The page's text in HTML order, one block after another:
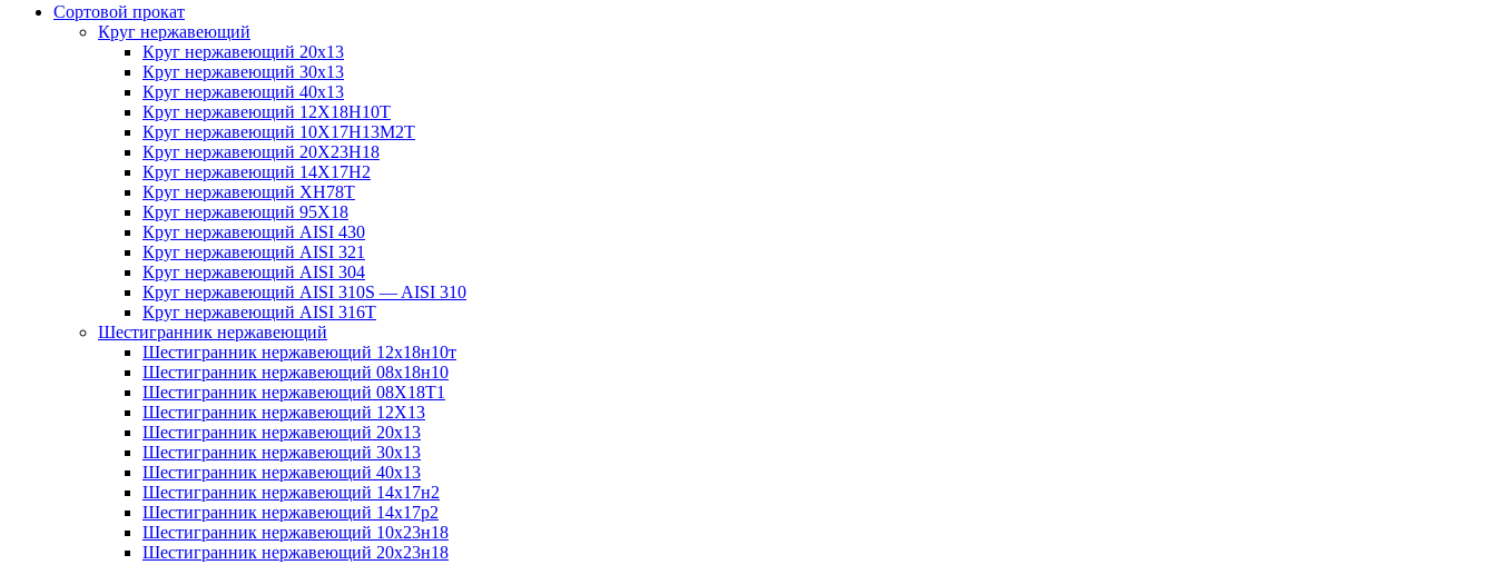
Сортовой прокат
Круг нержавеющий
Круг нержавеющий 20х13
Круг нержавеющий 30х13
Круг нержавеющий 40х13
Круг нержавеющий 12Х18Н10Т
Круг нержавеющий 10Х17Н13М2T
Круг нержавеющий 20Х23Н18
Круг нержавеющий 14Х17Н2
Круг нержавеющий ХН78Т
Круг нержавеющий 95Х18
Круг нержавеющий AISI 430
Круг нержавеющий AISI 321
Круг нержавеющий AISI 304
Круг нержавеющий AISI 310S — AISI 310
Круг нержавеющий AISI 316T
Шестигранник нержавеющий
Шестигранник нержавеющий 12х18н10т
Шестигранник нержавеющий 08х18н10
Шестигранник нержавеющий 08Х18Т1
Шестигранник нержавеющий 12Х13
Шестигранник нержавеющий 20х13
Шестигранник нержавеющий 30х13
Шестигранник нержавеющий 40х13
Шестигранник нержавеющий 14х17н2
Шестигранник нержавеющий 14х17р2
Шестигранник нержавеющий 10х23н18
Шестигранник нержавеющий 20х23н18